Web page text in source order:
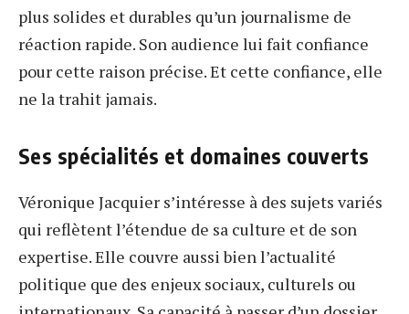
plus solides et durables qu’un journalisme de
réaction rapide. Son audience lui fait confiance
pour cette raison précise. Et cette confiance, elle
ne la trahit jamais.
Ses spécialités et domaines couverts
Véronique Jacquier s’intéresse à des sujets variés
qui reflètent l’étendue de sa culture et de son
expertise. Elle couvre aussi bien l’actualité
politique que des enjeux sociaux, culturels ou